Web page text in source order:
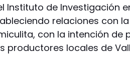
Instituto de Investigación
relaciones con
con la intención de
productores locales de